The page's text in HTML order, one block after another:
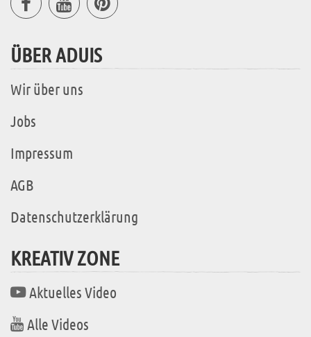
ÜBER ADUIS
Wir über uns
Jobs
Impressum
AGB
Datenschutzerklärung
KREATIV ZONE
Aktuelles Video
Alle Videos